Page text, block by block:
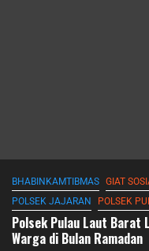
BHABINKAMTIBMAS GIAT
POLSEK JAJARAN
POLSEK
Polsek Pulau Laut Barat
Warga di Bulan Ramadan